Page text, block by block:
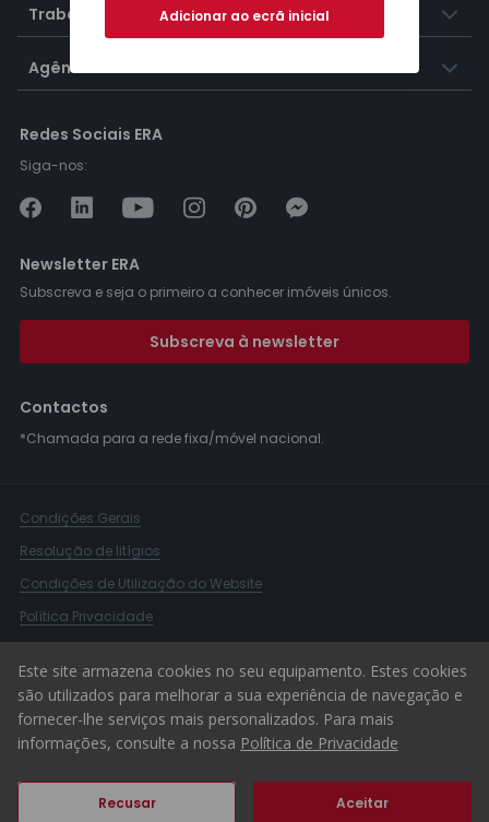
Trabalhar na ERA
Agências ERA
Redes Sociais ERA
Siga-nos:
Newsletter ERA
Subscreva e seja o primeiro a conhecer imóveis únicos.
Subscreva à newsletter
Contactos
*Chamada para a rede fixa/móvel nacional.
Condições Gerais
Resolução de litígios
Condições de Utilização do Website
Política Privacidade
Canal de Denúncias
© 2026 ERA Portugal
Este site armazena cookies no seu equipamento. Estes cookies
são utilizados para melhorar a sua experiência de navegação e
fornecer-lhe serviços mais personalizados. Para mais
informações, consulte a nossa Política de Privacidade
Recusar Aceitar
Adicionar ao ecrã inicial